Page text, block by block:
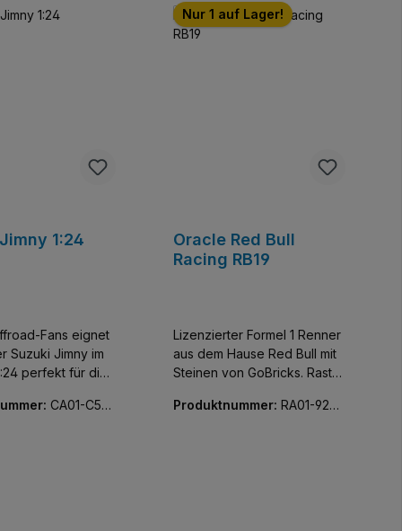
1:24
Fans eignet
Suzuki Jimny im
perfekt für die
ist für denCA01-C55
Nur 1 auf Lager!
Oracle Red Bull
Racing RB19
Lizenzierter Formel 1 Renner
aus dem Hause Red Bull mit
Steinen von GoBricks. Rastar
Reifen und Felgen
Produktnummer: RA01-9250